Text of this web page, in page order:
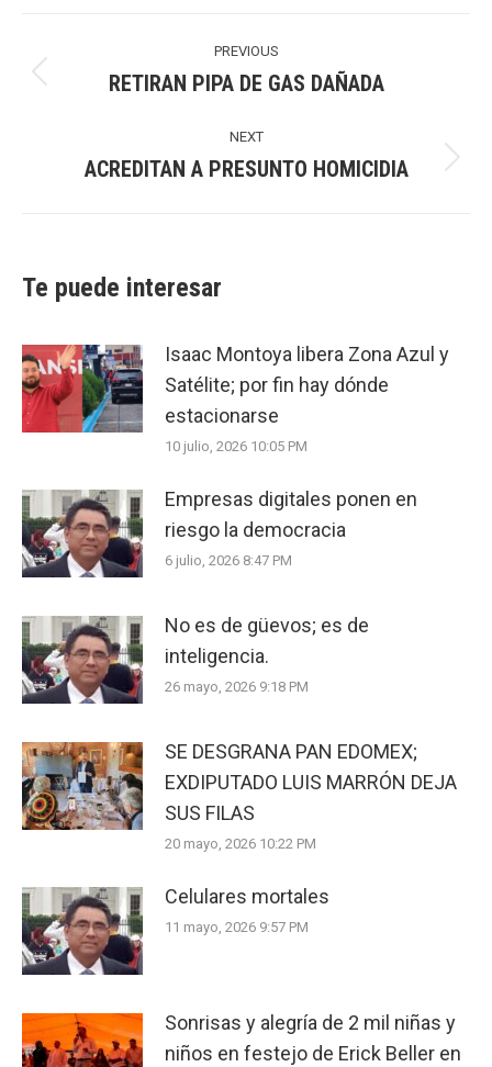
navigation
PREVIOUS
Previous
RETIRAN PIPA DE GAS DAÑADA
NEXT
Next
ACREDITAN A PRESUNTO HOMICIDIA
Te puede interesar
Isaac Montoya libera Zona Azul y
Satélite; por fin hay dónde
estacionarse
10 julio, 2026 10:05 PM
Empresas digitales ponen en
riesgo la democracia
6 julio, 2026 8:47 PM
No es de güevos; es de
inteligencia.
26 mayo, 2026 9:18 PM
SE DESGRANA PAN EDOMEX;
EXDIPUTADO LUIS MARRÓN DEJA
SUS FILAS
20 mayo, 2026 10:22 PM
Celulares mortales
11 mayo, 2026 9:57 PM
Sonrisas y alegría de 2 mil niñas y
niños en festejo de Erick Beller en